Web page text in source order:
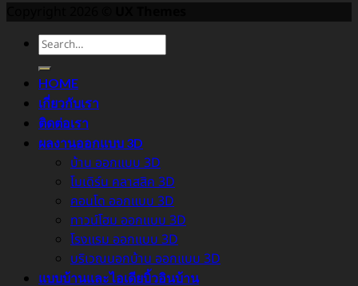
HOME
เกี่ยวกับเรา
ติดต่อเรา
ผลงานออกแบบ 3D
บ้าน ออกแบบ 3D
โมเดิร์น คลาสสิค 3D
คอนโด ออกแบบ 3D
ทาวน์โฮม ออกแบบ 3D
โรงแรม ออกแบบ 3D
บริเวณนอกบ้าน ออกแบบ 3D
แบบบ้านและไอเดียบิ้วอินบ้าน